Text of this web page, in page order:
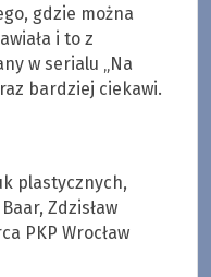
gdzie można
i to z
w serialu „Na
bardziej ciekawi.
plastycznych,
Zdzisław
PKP Wrocław